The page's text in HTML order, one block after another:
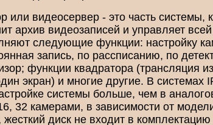
или видеосервер - это часть
архив видеозаписей и управляет
следующие функции: настройку
запись, по рассписанию, по
функции квадратора (трансляция
экран) и многие другие. В
системы больше, чем в
32 камерами, в зависимости от
диск не входит в